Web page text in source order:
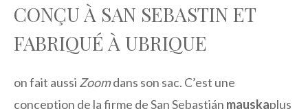
CONÇU À SAN SEBASTIN ET
FABRIQUÉ À UBRIQUE
on fait aussi Zoomdans son sac. C’est une
conception de la firme de San Sebastián mauskaplus